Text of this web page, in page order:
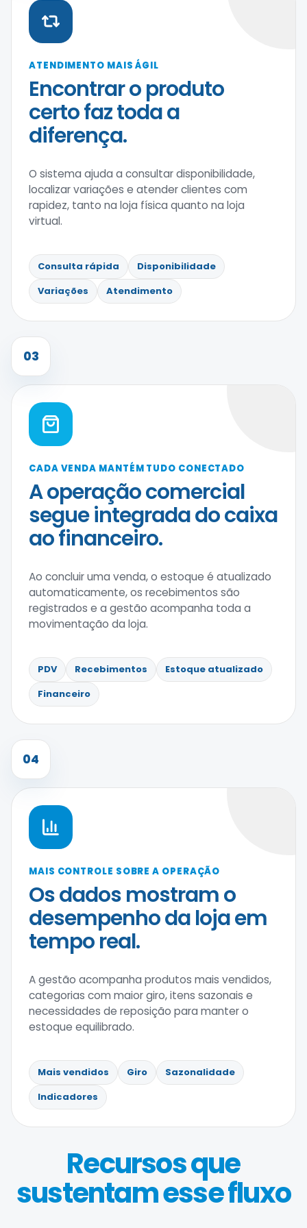
ATENDIMENTO MAIS ÁGIL
Encontrar o produto
certo faz toda a
diferença.
O sistema ajuda a consultar disponibilidade,
localizar variações e atender clientes com
rapidez, tanto na loja física quanto na loja
virtual.
Consulta rápida
Disponibilidade
Variações
Atendimento
03
CADA VENDA MANTÉM TUDO CONECTADO
A operação comercial
segue integrada do caixa
ao financeiro.
Ao concluir uma venda, o estoque é atualizado
automaticamente, os recebimentos são
registrados e a gestão acompanha toda a
movimentação da loja.
PDV Recebimentos
Estoque atualizado
Financeiro
04
MAIS CONTROLE SOBRE A OPERAÇÃO
Os dados mostram o
desempenho da loja em
tempo real.
A gestão acompanha produtos mais vendidos,
categorias com maior giro, itens sazonais e
necessidades de reposição para manter o
estoque equilibrado.
Mais vendidos Giro
Sazonalidade
Indicadores
Recursos que
sustentam esse fluxo